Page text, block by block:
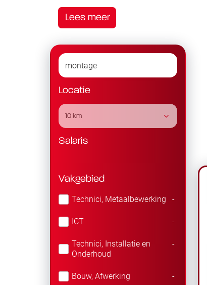
Lees meer
Locatie
10 km
Salaris
Vakgebied
Technici, Metaalbewerking -
ICT -
Technici, Installatie en
Onderhoud
-
Bouw, Afwerking -